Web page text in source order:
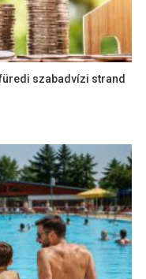
szabadvízi strand